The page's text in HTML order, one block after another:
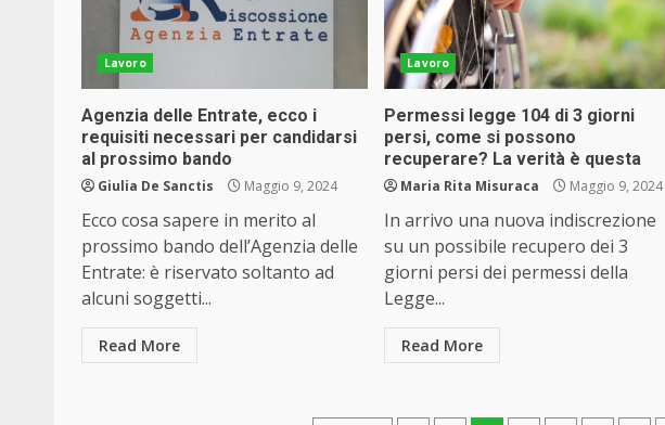
Lavoro
Agenzia delle Entrate, ecco i
requisiti necessari per candidarsi
al prossimo bando
Giulia De Sanctis Maggio 9, 2024
Ecco cosa sapere in merito al
prossimo bando dell’Agenzia delle
Entrate: è riservato soltanto ad
alcuni soggetti...
Read More
Lavoro
Permessi legge 104 di 3 giorni
persi, come si possono
recuperare? La verità è questa
Maria Rita Misuraca Maggio 9, 2024
In arrivo una nuova indiscrezione
su un possibile recupero dei 3
giorni persi dei permessi della
Legge...
Read More